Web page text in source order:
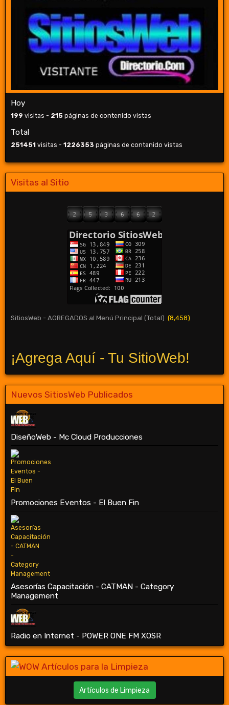
Hoy
199 visitas - 215 páginas de contenido vistas
Total
251451 visitas - 1226353 páginas de contenido vistas
Visitas al Sitio
SitiosWeb - AGREGADOS al Menú Principal (Total) (8,458)
¡Agrega Aquí - Tu SitioWeb!
Nuevos SitiosWeb Publicados
DiseñoWeb - Mc Cloud Producciones
Promociones Eventos - El Buen Fin
Asesorías Capacitación - CATMAN - Category
Management
Radio en Internet - POWER ONE FM XOSR
Artículos de Limpieza